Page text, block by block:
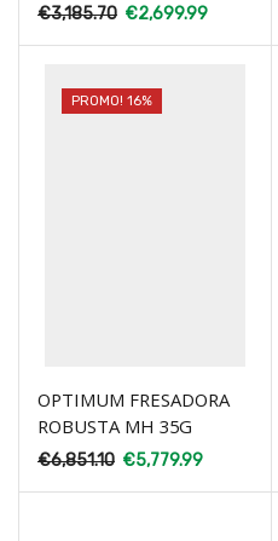
€3,185.70 €2,699.99
PROMO! 16%
OPTIMUM FRESADORA
ROBUSTA MH 35G
€6,851.10 €5,779.99